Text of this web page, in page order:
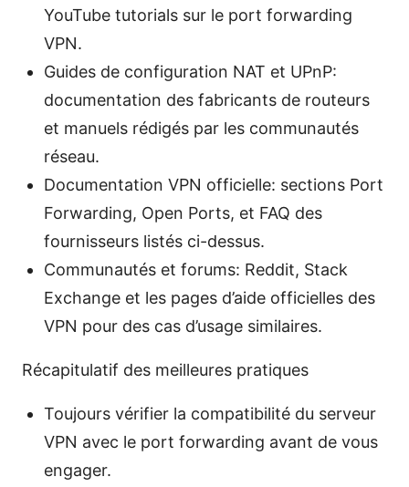
YouTube tutorials sur le port forwarding
VPN.
Guides de configuration NAT et UPnP:
documentation des fabricants de routeurs
et manuels rédigés par les communautés
réseau.
Documentation VPN officielle: sections Port
Forwarding, Open Ports, et FAQ des
fournisseurs listés ci-dessus.
Communautés et forums: Reddit, Stack
Exchange et les pages d’aide officielles des
VPN pour des cas d’usage similaires.
Récapitulatif des meilleures pratiques
Toujours vérifier la compatibilité du serveur
VPN avec le port forwarding avant de vous
engager.